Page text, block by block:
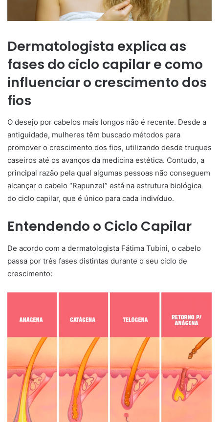
Dermatologista explica as
fases do ciclo capilar e como
influenciar o crescimento dos
fios
O desejo por cabelos mais longos não é recente. Desde a
antiguidade, mulheres têm buscado métodos para
promover o crescimento dos fios, utilizando desde truques
caseiros até os avanços da medicina estética. Contudo, a
principal razão pela qual algumas pessoas não conseguem
alcançar o cabelo “Rapunzel” está na estrutura biológica
do ciclo capilar, que é único para cada indivíduo.
Entendendo o Ciclo Capilar
De acordo com a dermatologista Fátima Tubini, o cabelo
passa por três fases distintas durante o seu ciclo de
crescimento: